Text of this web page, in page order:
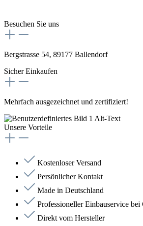
Besuchen Sie uns
Bergstrasse 54, 89177 Ballendorf
Sicher Einkaufen
Mehrfach ausgezeichnet und zertifiziert!
Unsere Vorteile
Kostenloser Versand
Persönlicher Kontakt
Made in Deutschland
Professioneller Einbauservice
Direkt vom Hersteller